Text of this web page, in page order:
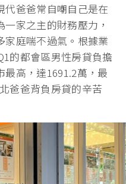
代爸爸常自嘲自己是在
家之主的財務壓力，
家庭喘不過氣。根據業
的都會區男性房貸負擔
高，達1691.2萬，最
爸爸背負房貸的辛苦